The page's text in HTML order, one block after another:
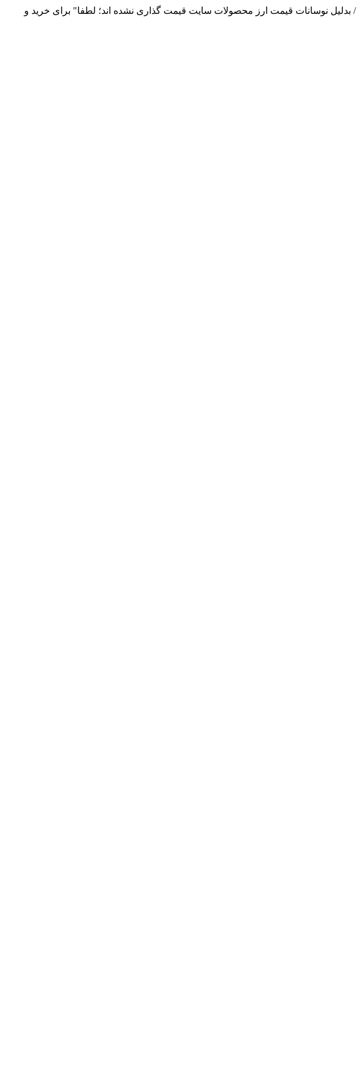
آنچه توانسته ایم، لطف خدا بوده است / فروش و تهیه و توزیع انواع قطعات الکترونیک 66869746-021 و 09120958931 / بدلیل نوسانات قیمت ارز محصولات سایت قیمت گذاری نشده اند؛ لطفا" برای خرید و